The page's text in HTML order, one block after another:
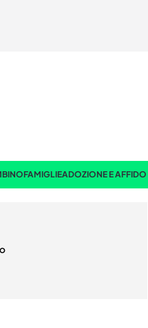
FAMIGLIEADOZIONE E AFFIDO